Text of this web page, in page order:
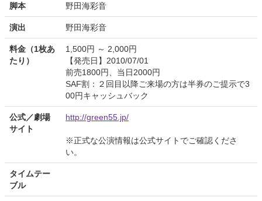
脚本 野田海彩音
演出 野田海彩音
料金（1枚あ
たり）
1,500円 ～ 2,000円
【発売日】2010/07/01
前売1800円、当日2000円
SAF割：２回目以降ご来場の方は半券のご提示で3
00円キャッシュバック
公式／劇場
サイト
http://green55.jp/
※正式な公演情報は公式サイトでご確認くださ
い。
タイムテー
ブル